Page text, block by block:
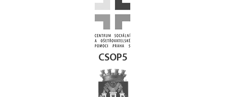
CSOP5